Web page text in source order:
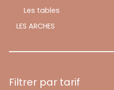
Les tables
LES ARCHES
Filtrer par tarif